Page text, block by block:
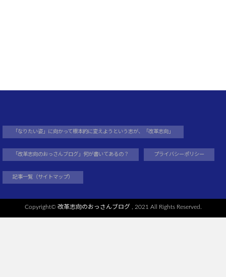
「なりたい姿」に向かって根本的に変えようという志が、「改革志向」
「改革志向のおっさんブログ」何が書いてあるの？ プライバシーポリシー
記事一覧（サイトマップ）
Copyright© 改革志向のおっさんブログ, 2021 All Rights Reserved.